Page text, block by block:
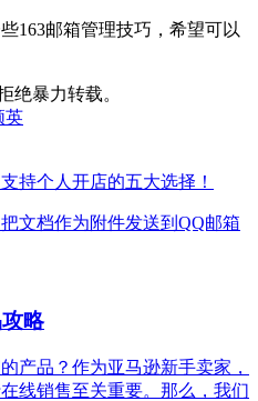
163邮箱管理技巧，希望可以
绝暴力转载。
英
持个人开店的五大选择！
文档作为附件发送到QQ邮箱
略
产品？作为亚马逊新手卖家，
线销售至关重要。那么，我们